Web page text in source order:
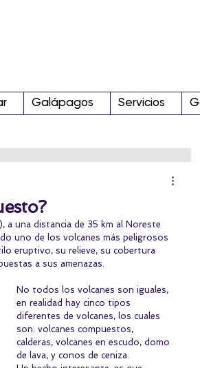
Galápagos Servicios
a una distancia de 35 km al Noreste
uno de los volcanes más peligrosos
eruptivo, su relieve, su cobertura
a sus amenazas.
No todos los volcanes son iguales,
en realidad hay cinco tipos
diferentes de volcanes, los cuales
son: volcanes compuestos,
calderas, volcanes en escudo, domo
de lava, y conos de ceniza.